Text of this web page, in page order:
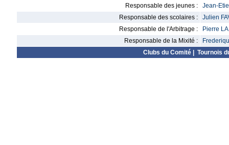
Responsable des jeunes :
Jean-
Responsable des scolaires :
Julien
Responsable de l'Arbitrage :
Pierre
Responsable de la Mixité :
Clubs du Comité| Tournois